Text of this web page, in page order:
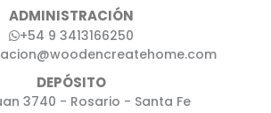
ADMINISTRACIÓN
+54 9 3413166250
DEPÓSITO
3740 - Rosario - Santa Fe